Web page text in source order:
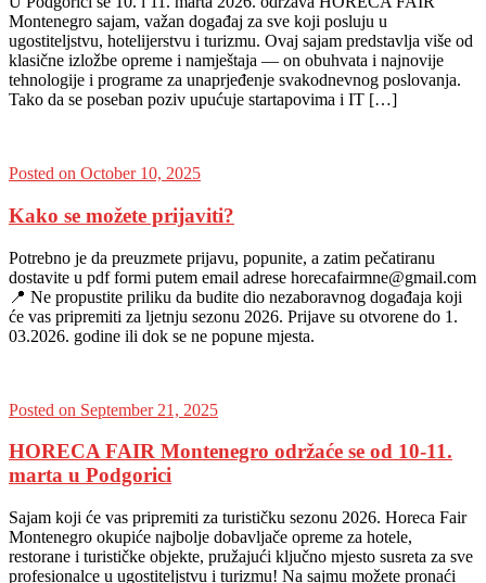
Montenegro sajam, važan događaj za sve koji posluju u
ugostiteljstvu, hotelijerstvu i turizmu. Ovaj sajam predstavlja više od
klasične izložbe opreme i namještaja — on obuhvata i najnovije
tehnologije i programe za unaprjeđenje svakodnevnog poslovanja.
Tako da se poseban poziv upućuje startapovima i IT […]
Posted on October 10, 2025
Kako se možete prijaviti?
Potrebno je da preuzmete prijavu, popunite, a zatim pečatiranu
dostavite u pdf formi putem email adrese horecafairmne@gmail.com
📍 Ne propustite priliku da budite dio nezaboravnog događaja koji
će vas pripremiti za ljetnju sezonu 2026. Prijave su otvorene do 1.
03.2026. godine ili dok se ne popune mjesta.
Posted on September 21, 2025
HORECA FAIR Montenegro održaće se od 10-11.
marta u Podgorici
Sajam koji će vas pripremiti za turističku sezonu 2026. Horeca Fair
Montenegro okupiće najbolje dobavljače opreme za hotele,
restorane i turističke objekte, pružajući ključno mjesto susreta za sve
profesionalce u ugostiteljstvu i turizmu! Na sajmu možete pronaći